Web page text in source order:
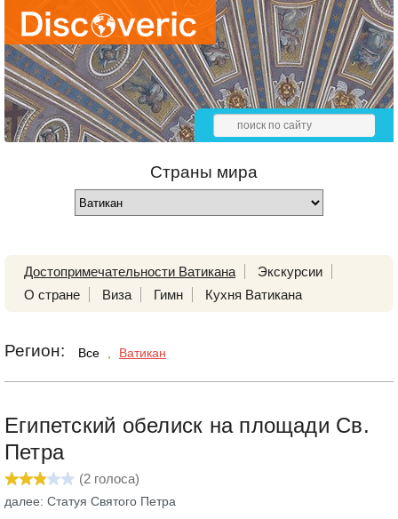
Страны мира
Достопримечательности Ватикана
Экскурсии
О стране
Виза Гимн Кухня Ватикана
Регион: Все Ватикан
Египетский обелиск на площади Св.
Петра
(2 голоса)
далее: Статуя Святого Петра